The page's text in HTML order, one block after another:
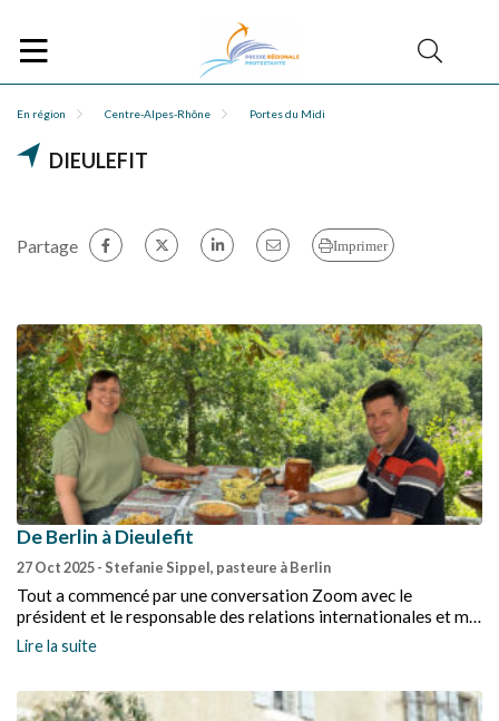
En région Centre-Alpes-Rhône Portes du Midi
DIEULEFIT
Partage Imprimer
De Berlin à Dieulefit
27 Oct 2025- Stefanie Sippel, pasteure à Berlin
Tout a commencé par une conversation Zoom avec le
président et le responsable des relations internationales et ma
question de savoir si je pouvais venir en France.
Lire la suite